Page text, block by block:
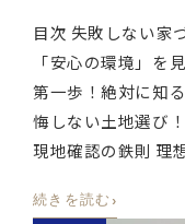
目次 失敗しない家
「安心の環境」を
第一歩！絶対に知
悔しない土地選び
現地確認の鉄則 理
続きを読む ›